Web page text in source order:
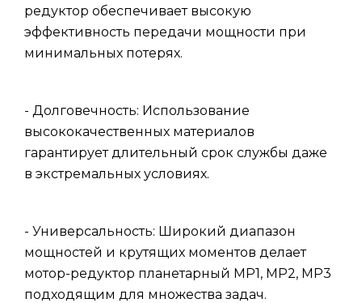
редуктор обеспечивает высокую
эффективность передачи мощности при
минимальных потерях.
- Долговечность: Использование
высококачественных материалов
гарантирует длительный срок службы даже
в экстремальных условиях.
- Универсальность: Широкий диапазон
мощностей и крутящих моментов делает
мотор-редуктор планетарный МР1, МР2, МР3
подходящим для множества задач.